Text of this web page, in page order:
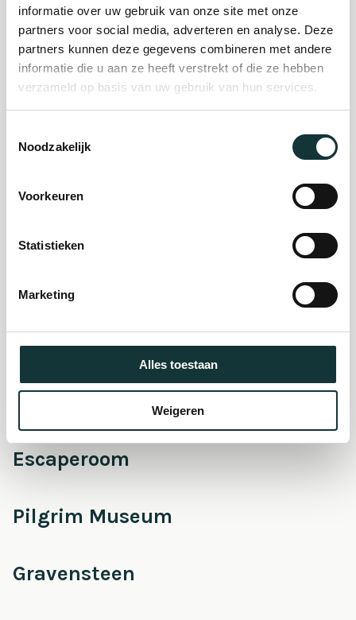
informatie over uw gebruik van onze site met onze
partners voor social media, adverteren en analyse. Deze
partners kunnen deze gegevens combineren met andere
informatie die u aan ze heeft verstrekt of die ze hebben
verzameld op basis van uw gebruik van hun services.
Noodzakelijk
Voorkeuren
Statistieken
Marketing
Alles toestaan
Weigeren
Evenement
organiseren
Steun ons
Orgel Masterclass
De Pieterskerk als
Restauratie
Escaperoom
Pilgrim Museum
Gravensteen